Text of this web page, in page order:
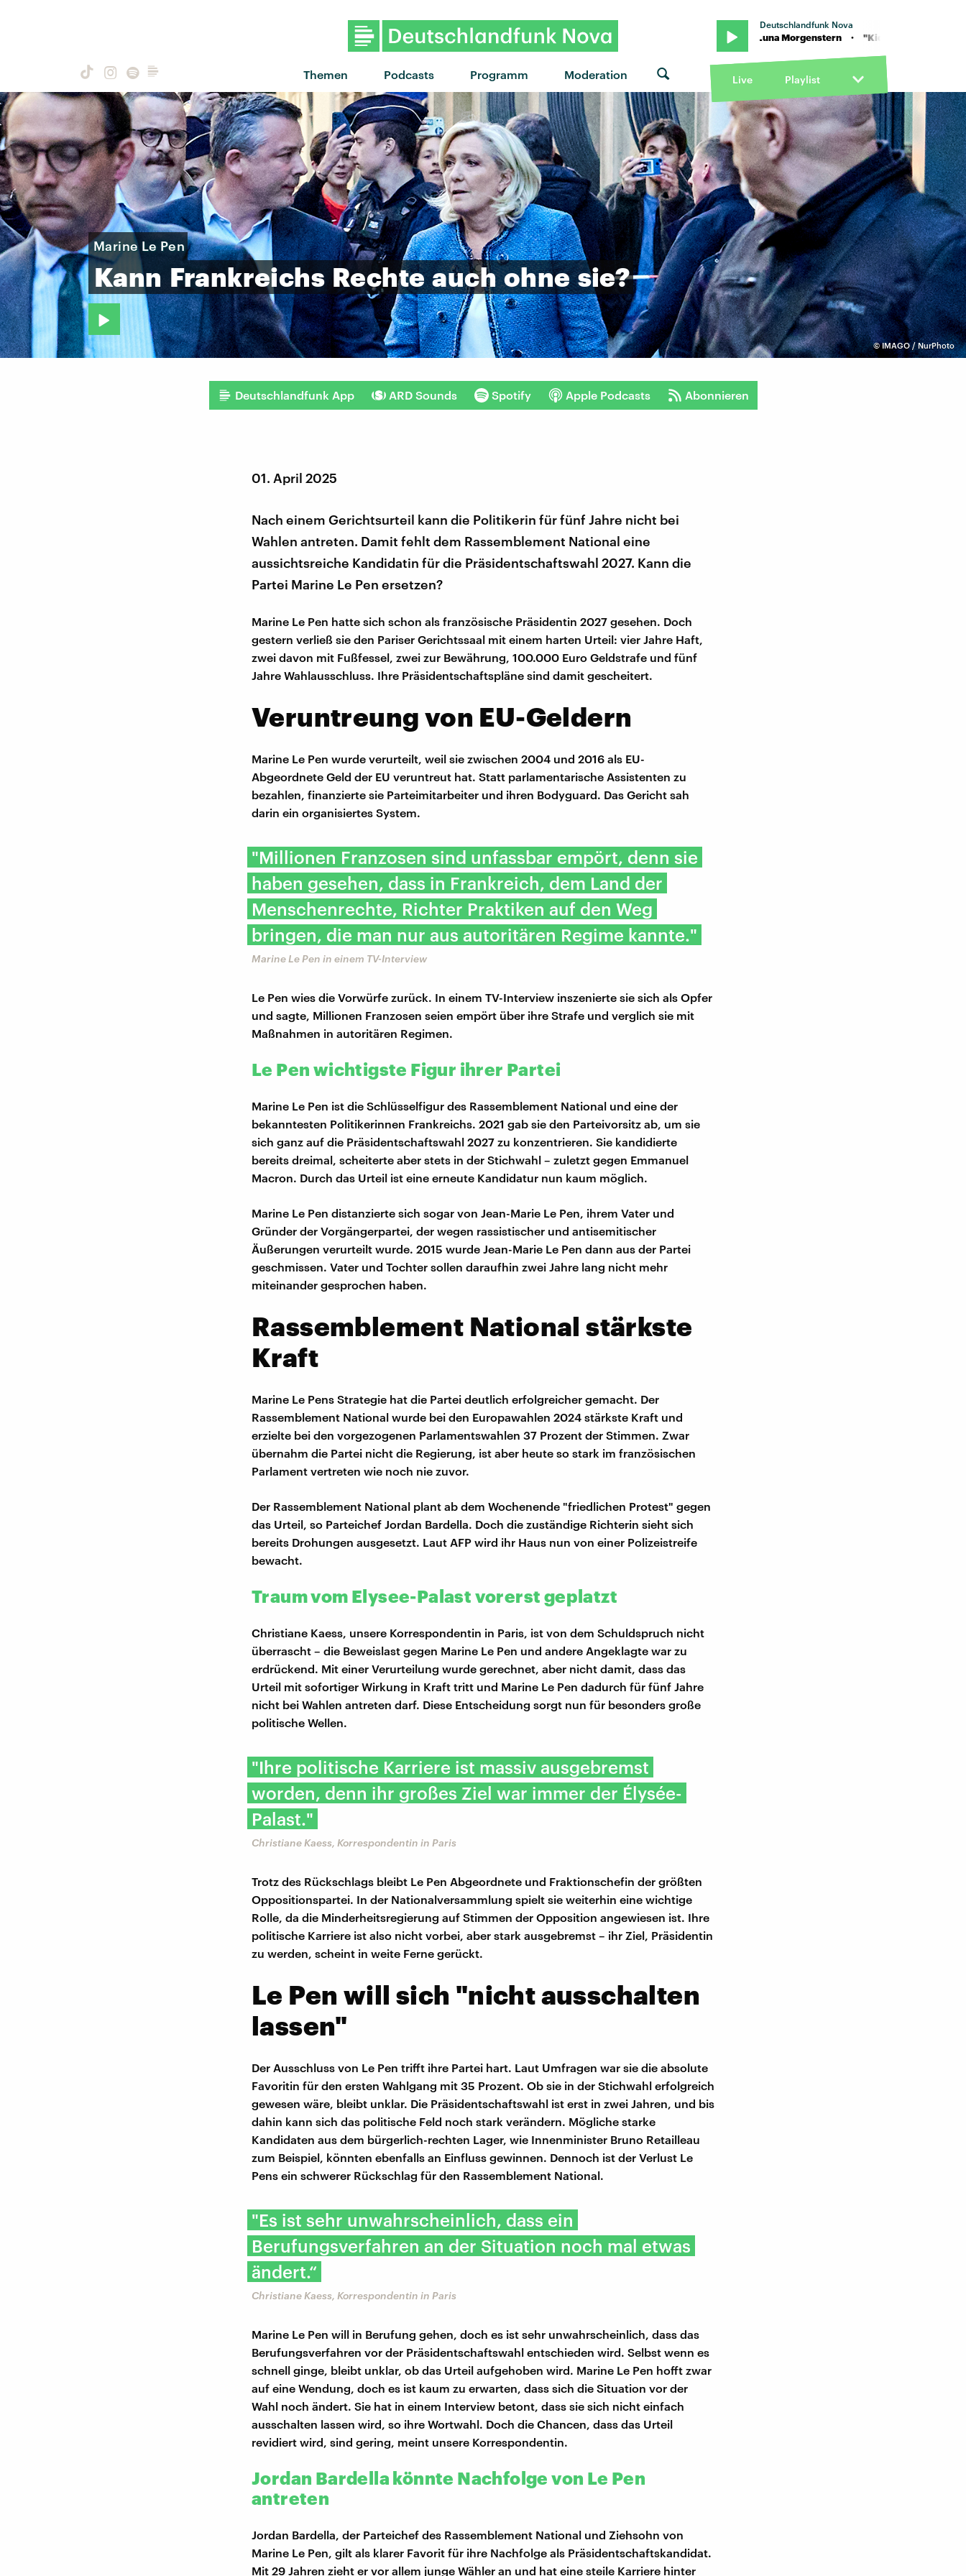
Themen Podcasts Programm Moderation
Deutschlandfunk Nova
"Kids" von Luna Morgenstern · "Kids" von Luna Morgenstern · "Kids" von Luna Morgenstern
Live Playlist
©IMAGO / NurPhoto
Marine Le Pen
Kann Frankreichs Rechte auch ohne sie?
Deutschlandfunk App ARD Sounds Spotify Apple Podcasts Abonnieren
01. April 2025
Nach einem Gerichtsurteil kann die Politikerin für fünf Jahre nicht bei
Wahlen antreten. Damit fehlt dem Rassemblement National eine
aussichtsreiche Kandidatin für die Präsidentschaftswahl 2027. Kann die
Partei Marine Le Pen ersetzen?
Marine Le Pen hatte sich schon als französische Präsidentin 2027 gesehen. Doch
gestern verließ sie den Pariser Gerichtssaal mit einem harten Urteil: vier Jahre Haft,
zwei davon mit Fußfessel, zwei zur Bewährung, 100.000 Euro Geldstrafe und fünf
Jahre Wahlausschluss. Ihre Präsidentschaftspläne sind damit gescheitert.
Veruntreung von EU-Geldern
Marine Le Pen wurde verurteilt, weil sie zwischen 2004 und 2016 als EU-
Abgeordnete Geld der EU veruntreut hat. Statt parlamentarische Assistenten zu
bezahlen, finanzierte sie Parteimitarbeiter und ihren Bodyguard. Das Gericht sah
darin ein organisiertes System.
"Millionen Franzosen sind unfassbar empört, denn sie
haben gesehen, dass in Frankreich, dem Land der
Menschenrechte, Richter Praktiken auf den Weg
bringen, die man nur aus autoritären Regime kannte."
Marine Le Pen in einem TV-Interview
Le Pen wies die Vorwürfe zurück. In einem TV-Interview inszenierte sie sich als Opfer
und sagte, Millionen Franzosen seien empört über ihre Strafe und verglich sie mit
Maßnahmen in autoritären Regimen.
Le Pen wichtigste Figur ihrer Partei
Marine Le Pen ist die Schlüsselfigur des Rassemblement National und eine der
bekanntesten Politikerinnen Frankreichs. 2021 gab sie den Parteivorsitz ab, um sie
sich ganz auf die Präsidentschaftswahl 2027 zu konzentrieren. Sie kandidierte
bereits dreimal, scheiterte aber stets in der Stichwahl – zuletzt gegen Emmanuel
Macron. Durch das Urteil ist eine erneute Kandidatur nun kaum möglich.
Marine Le Pen distanzierte sich sogar von Jean-Marie Le Pen, ihrem Vater und
Gründer der Vorgängerpartei, der wegen rassistischer und antisemitischer
Äußerungen verurteilt wurde. 2015 wurde Jean-Marie Le Pen dann aus der Partei
geschmissen. Vater und Tochter sollen daraufhin zwei Jahre lang nicht mehr
miteinander gesprochen haben.
Rassemblement National stärkste
Kraft
Marine Le Pens Strategie hat die Partei deutlich erfolgreicher gemacht. Der
Rassemblement National wurde bei den Europawahlen 2024 stärkste Kraft und
erzielte bei den vorgezogenen Parlamentswahlen 37 Prozent der Stimmen. Zwar
übernahm die Partei nicht die Regierung, ist aber heute so stark im französischen
Parlament vertreten wie noch nie zuvor.
Der Rassemblement National plant ab dem Wochenende "friedlichen Protest" gegen
das Urteil, so Parteichef Jordan Bardella. Doch die zuständige Richterin sieht sich
bereits Drohungen ausgesetzt. Laut AFP wird ihr Haus nun von einer Polizeistreife
bewacht.
Traum vom Elysee-Palast vorerst geplatzt
Christiane Kaess, unsere Korrespondentin in Paris, ist von dem Schuldspruch nicht
überrascht – die Beweislast gegen Marine Le Pen und andere Angeklagte war zu
erdrückend. Mit einer Verurteilung wurde gerechnet, aber nicht damit, dass das
Urteil mit sofortiger Wirkung in Kraft tritt und Marine Le Pen dadurch für fünf Jahre
nicht bei Wahlen antreten darf. Diese Entscheidung sorgt nun für besonders große
politische Wellen.
"Ihre politische Karriere ist massiv ausgebremst
worden, denn ihr großes Ziel war immer der Élysée-
Palast."
Christiane Kaess, Korrespondentin in Paris
Trotz des Rückschlags bleibt Le Pen Abgeordnete und Fraktionschefin der größten
Oppositionspartei. In der Nationalversammlung spielt sie weiterhin eine wichtige
Rolle, da die Minderheitsregierung auf Stimmen der Opposition angewiesen ist. Ihre
politische Karriere ist also nicht vorbei, aber stark ausgebremst – ihr Ziel, Präsidentin
zu werden, scheint in weite Ferne gerückt.
Le Pen will sich "nicht ausschalten
lassen"
Der Ausschluss von Le Pen trifft ihre Partei hart. Laut Umfragen war sie die absolute
Favoritin für den ersten Wahlgang mit 35 Prozent. Ob sie in der Stichwahl erfolgreich
gewesen wäre, bleibt unklar. Die Präsidentschaftswahl ist erst in zwei Jahren, und bis
dahin kann sich das politische Feld noch stark verändern. Mögliche starke
Kandidaten aus dem bürgerlich-rechten Lager, wie Innenminister Bruno Retailleau
zum Beispiel, könnten ebenfalls an Einfluss gewinnen. Dennoch ist der Verlust Le
Pens ein schwerer Rückschlag für den Rassemblement National.
"Es ist sehr unwahrscheinlich, dass ein
Berufungsverfahren an der Situation noch mal etwas
ändert.“
Christiane Kaess, Korrespondentin in Paris
Marine Le Pen will in Berufung gehen, doch es ist sehr unwahrscheinlich, dass das
Berufungsverfahren vor der Präsidentschaftswahl entschieden wird. Selbst wenn es
schnell ginge, bleibt unklar, ob das Urteil aufgehoben wird. Marine Le Pen hofft zwar
auf eine Wendung, doch es ist kaum zu erwarten, dass sich die Situation vor der
Wahl noch ändert. Sie hat in einem Interview betont, dass sie sich nicht einfach
ausschalten lassen wird, so ihre Wortwahl. Doch die Chancen, dass das Urteil
revidiert wird, sind gering, meint unsere Korrespondentin.
Jordan Bardella könnte Nachfolge von Le Pen
antreten
Jordan Bardella, der Parteichef des Rassemblement National und Ziehsohn von
Marine Le Pen, gilt als klarer Favorit für ihre Nachfolge als Präsidentschaftskandidat.
Mit 29 Jahren zieht er vor allem junge Wähler an und hat eine steile Karriere hinter